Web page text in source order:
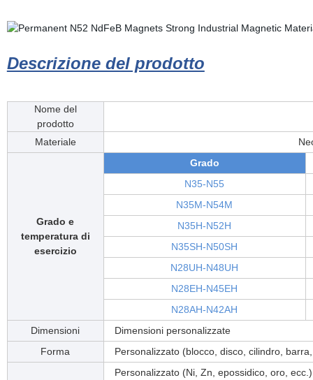
Descrizione del prodotto
Nome del
prodotto
Materiale
Grado e
temperatura di
esercizio
Grado
N35-N55
N35M-N54M
N35H-N52H
N35SH-N50SH
N28UH-N48UH
N28EH-N45EH
N28AH-N42AH
Dimensioni
Dimensioni personalizzate
Forma
Personalizzato (blocco, disco, cilindro,
Personalizzato (Ni, Zn, epossidico, oro, ecc.)